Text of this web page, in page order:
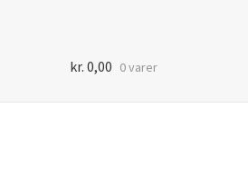
kr. 0,00 0 varer